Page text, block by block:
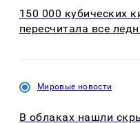
150 000 кубических
пересчитала все
Мировые новости
В облаках нашли